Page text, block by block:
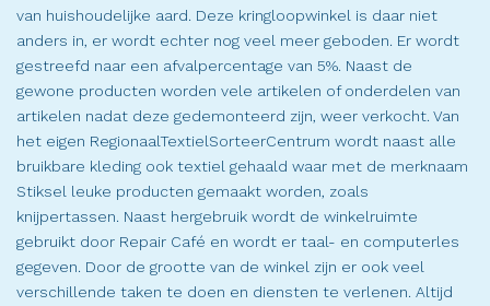
van huishoudelijke aard. Deze kringloopwinkel is daar niet
anders in, er wordt echter nog veel meer geboden. Er wordt
gestreefd naar een afvalpercentage van 5%. Naast de
gewone producten worden vele artikelen of onderdelen van
artikelen nadat deze gedemonteerd zijn, weer verkocht. Van
het eigen RegionaalTextielSorteerCentrum wordt naast alle
bruikbare kleding ook textiel gehaald waar met de merknaam
Stiksel leuke producten gemaakt worden, zoals
knijpertassen. Naast hergebruik wordt de winkelruimte
gebruikt door Repair Café en wordt er taal- en computerles
gegeven. Door de grootte van de winkel zijn er ook veel
verschillende taken te doen en diensten te verlenen. Altijd